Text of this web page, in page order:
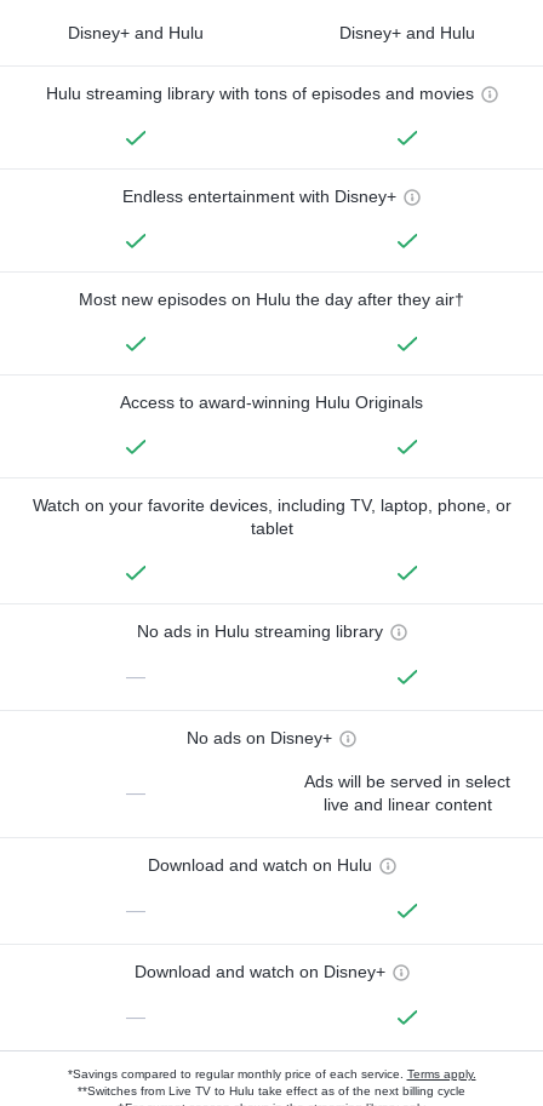
Disney+ and Hulu Disney+ and Hulu
Hulu streaming library with tons of episodes and movies
Endless entertainment with Disney+
Most new episodes on Hulu the day after they air†
Access to award-winning Hulu Originals
Watch on your favorite devices, including TV, laptop, phone, or
tablet
No ads in Hulu streaming library
—
No ads on Disney+
—
Ads will be served in select
live and linear content
Download and watch on Hulu
—
Download and watch on Disney+
—
*Savings compared to regular monthly price of each service. Terms apply.
**Switches from Live TV to Hulu take effect as of the next billing cycle